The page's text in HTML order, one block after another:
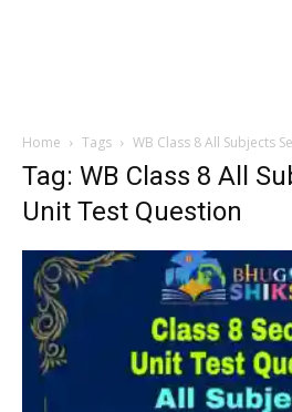
Home Tags WB Class 8 All Subjects
Tag: WB Class 8 All
Unit Test Question